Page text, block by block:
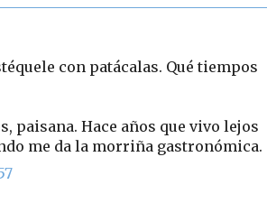
con patácalas. Qué tiempos
paisana. Hace años que vivo lejos
me da la morriña gastronómica.